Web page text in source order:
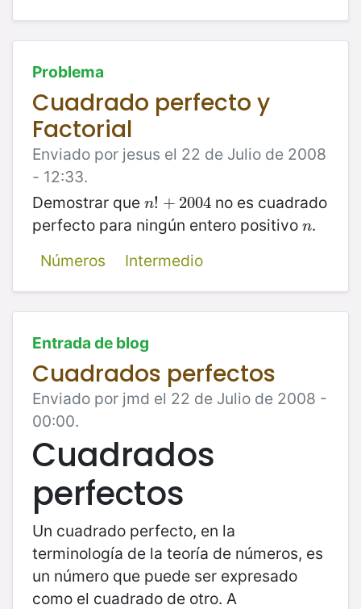
Problema
Cuadrado perfecto y
Factorial
Enviado por jesus el 22 de Julio de 2008
- 12:33.
Demostrar que n! + 2004
n! +2004 no es cuadrado
perfecto para ningún entero positivo n
n.
Números
Intermedio
Entrada de blog
Cuadrados perfectos
Enviado por jmd el 22 de Julio de 2008 -
00:00.
Cuadrados
perfectos
Un cuadrado perfecto, en la
terminología de la teoría de números, es
un número que puede ser expresado
como el cuadrado de otro. A